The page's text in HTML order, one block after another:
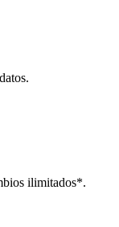
ilimitados*.